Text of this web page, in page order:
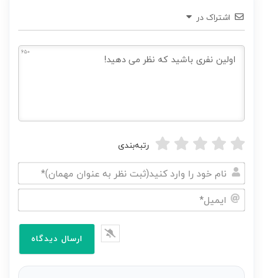
اشتراک در
650
رتبه‌بندی
نام
خود
نظر